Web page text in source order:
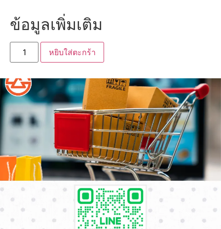
ข้อมูลเพิ่มเติม
หยิบใส่ตะกร้า